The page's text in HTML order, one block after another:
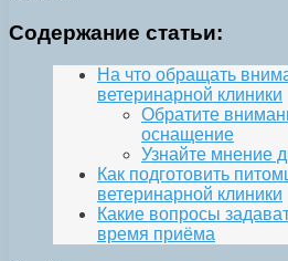
Содержание статьи:
На что обращать
ветеринарной клиники
Обратите
оснащение
Узнайте мнение
Как подготовить
ветеринарной клиники
Какие вопросы
время приёма